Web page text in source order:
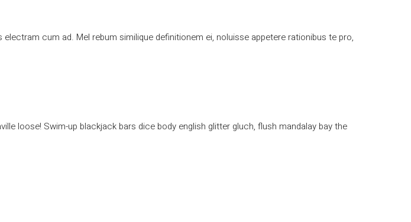
cum ad. Mel rebum similique definitionem ei, noluisse appetere rationibus te pro,
loose! Swim-up blackjack bars dice body english glitter gluch, flush mandalay bay the